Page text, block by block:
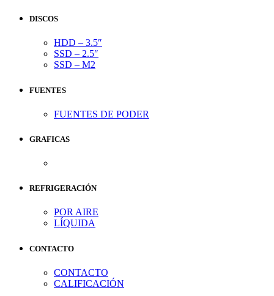
DISCOS
HDD – 3.5″
SSD – 2.5″
SSD – M2
FUENTES
FUENTES DE PODER
GRAFICAS
REFRIGERACIÓN
POR AIRE
LÍQUIDA
CONTACTO
CONTACTO
CALIFICACIÓN